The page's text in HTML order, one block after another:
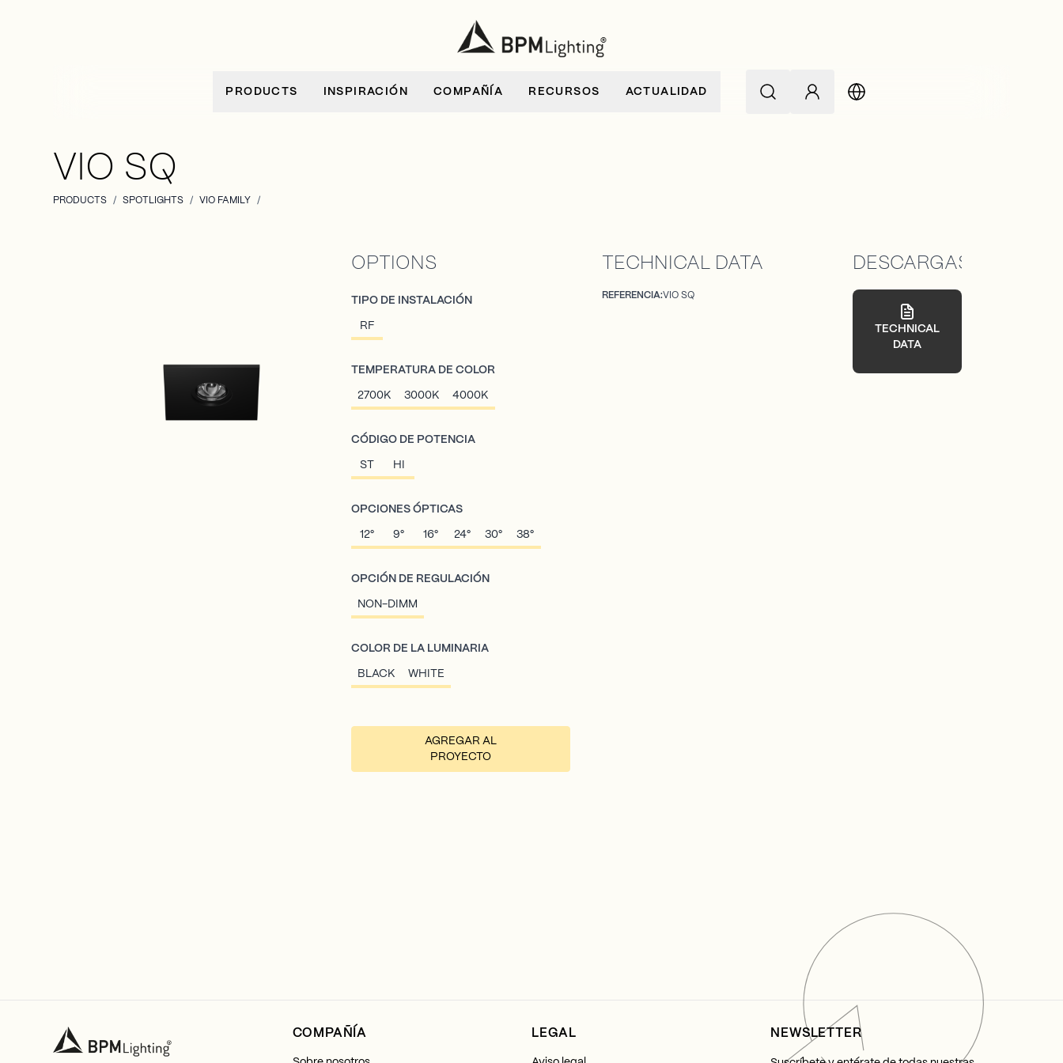
PRODUCTS INSPIRACIÓN COMPAÑÍA RECURSOS ACTUALIDAD
VIO SQ
PRODUCTS / SPOTLIGHTS / VIO FAMILY /
OPTIONS
TIPO DE INSTALACIÓN
RF
TEMPERATURA DE COLOR
2700K 3000K 4000K
CÓDIGO DE POTENCIA
ST HI
OPCIONES ÓPTICAS
12° 9° 16° 24° 30° 38°
OPCIÓN DE REGULACIÓN
NON-DIMM
COLOR DE LA LUMINARIA
BLACK WHITE
AGREGAR AL
PROYECTO
TECHNICAL DATA
REFERENCIA:VIO SQ
DESCARGAS
TECHNICAL
DATA
COMPAÑÍA LEGAL NEWSLETTER